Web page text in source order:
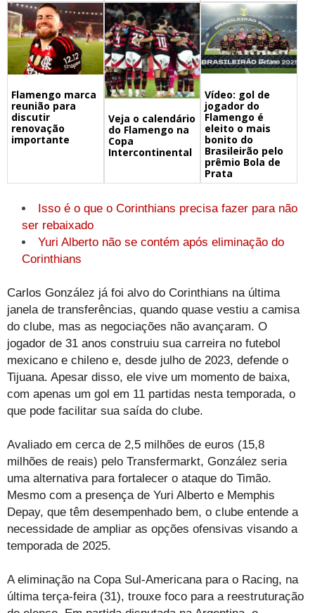
Flamengo marca
reunião para
discutir
renovação
importante
Veja o calendário
do Flamengo na
Copa
Intercontinental
Vídeo: gol de
jogador do
Flamengo é
eleito o mais
bonito do
Brasileirão pelo
prêmio Bola de
Prata
Isso é o que o Corinthians precisa fazer para não
ser rebaixado
Yuri Alberto não se contém após eliminação do
Corinthians
Carlos González já foi alvo do Corinthians na última
janela de transferências, quando quase vestiu a camisa
do clube, mas as negociações não avançaram. O
jogador de 31 anos construiu sua carreira no futebol
mexicano e chileno e, desde julho de 2023, defende o
Tijuana. Apesar disso, ele vive um momento de baixa,
com apenas um gol em 11 partidas nesta temporada, o
que pode facilitar sua saída do clube.
Avaliado em cerca de 2,5 milhões de euros (15,8
milhões de reais) pelo Transfermarkt, González seria
uma alternativa para fortalecer o ataque do Timão.
Mesmo com a presença de Yuri Alberto e Memphis
Depay, que têm desempenhado bem, o clube entende a
necessidade de ampliar as opções ofensivas visando a
temporada de 2025.
A eliminação na Copa Sul-Americana para o Racing, na
última terça-feira (31), trouxe foco para a reestruturação